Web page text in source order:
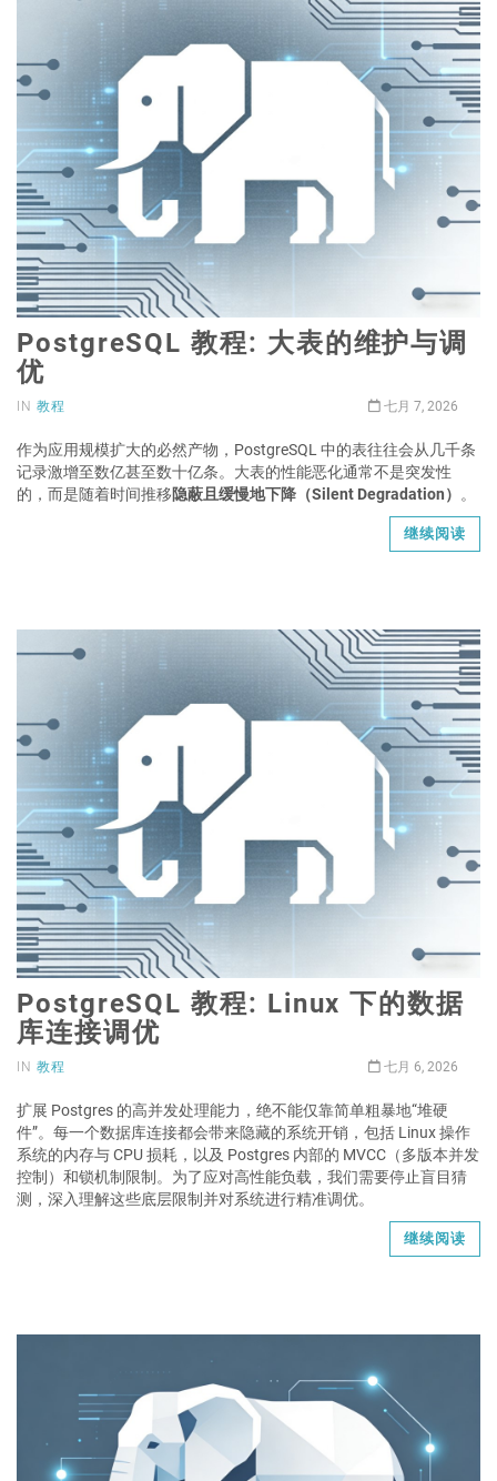
PostgreSQL 教程: 大表的维护与调
优
IN 教程 七月 7, 2026
作为应用规模扩大的必然产物，PostgreSQL 中的表往往会从几千条
记录激增至数亿甚至数十亿条。大表的性能恶化通常不是突发性
的，而是随着时间推移隐蔽且缓慢地下降（Silent Degradation） 。
继续阅读
PostgreSQL 教程: Linux 下的数据
库连接调优
IN 教程 七月 6, 2026
扩展 Postgres 的高并发处理能力，绝不能仅靠简单粗暴地“堆硬
件”。每一个数据库连接都会带来隐藏的系统开销，包括 Linux 操作
系统的内存与 CPU 损耗，以及 Postgres 内部的 MVCC（多版本并发
控制）和锁机制限制。为了应对高性能负载，我们需要停止盲目猜
测，深入理解这些底层限制并对系统进行精准调优。
继续阅读